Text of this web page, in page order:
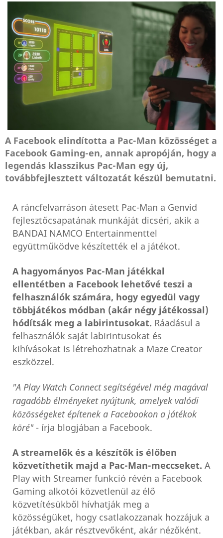
A Facebook elindította a Pac-Man közösséget a
Facebook Gaming-en, annak apropóján, hogy a
legendás klasszikus Pac-Man egy új,
továbbfejlesztett változatát készül bemutatni.
A ráncfelvarráson átesett Pac-Man a Genvid
fejlesztőcsapatának munkáját dicséri, akik a
BANDAI NAMCO Entertainmenttel
együttműködve készítették el a játékot.
A hagyományos Pac-Man játékkal
ellentétben a Facebook lehetővé teszi a
felhasználók számára, hogy egyedül vagy
többjátékos módban (akár négy játékossal)
hódítsák meg a labirintusokat. Ráadásul a
felhasználók saját labirintusokat és
kihívásokat is létrehozhatnak a Maze Creator
eszközzel.
"A Play Watch Connect segítségével még magával
ragadóbb élményeket nyújtunk, amelyek valódi
közösségeket építenek a Facebookon a játékok
köré"- írja blogjában a Facebook.
A streamelők és a készítők is élőben
közvetíthetik majd a Pac-Man-meccseket. A
Play with Streamer funkció révén a Facebook
Gaming alkotói közvetlenül az élő
közvetítésükből hívhatják meg a
közösségüket, hogy csatlakozzanak hozzájuk a
játékban, akár résztvevőként, akár nézőként.